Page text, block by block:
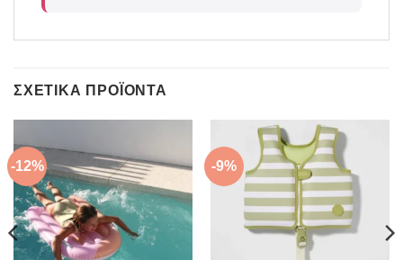
ΣΧΕΤΙΚΆ ΠΡΟΪΌΝΤΑ
-12% -9%